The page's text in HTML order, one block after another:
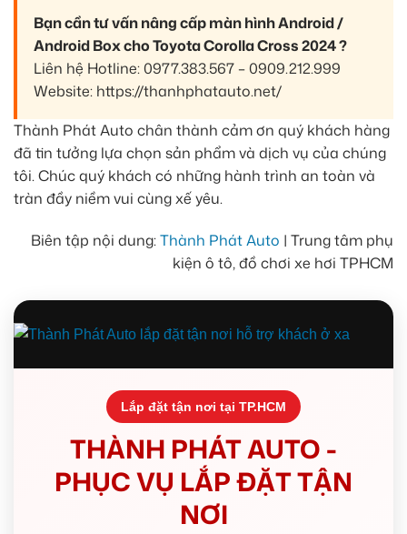
Bạn cần tư vấn nâng cấp màn hình Android /
Android Box cho Toyota Corolla Cross 2024 ?
Liên hệ Hotline: 0977.383.567 – 0909.212.999
Website: https://thanhphatauto.net/
Thành Phát Auto chân thành cảm ơn quý khách hàng
đã tin tưởng lựa chọn sản phẩm và dịch vụ của chúng
tôi. Chúc quý khách có những hành trình an toàn và
tràn đầy niềm vui cùng xế yêu.
Biên tập nội dung:Thành Phát Auto | Trung tâm phụ
kiện ô tô, đồ chơi xe hơi TPHCM
Lắp đặt tận nơi tại TP.HCM
THÀNH PHÁT AUTO -
PHỤC VỤ LẮP ĐẶT TẬN
NƠI